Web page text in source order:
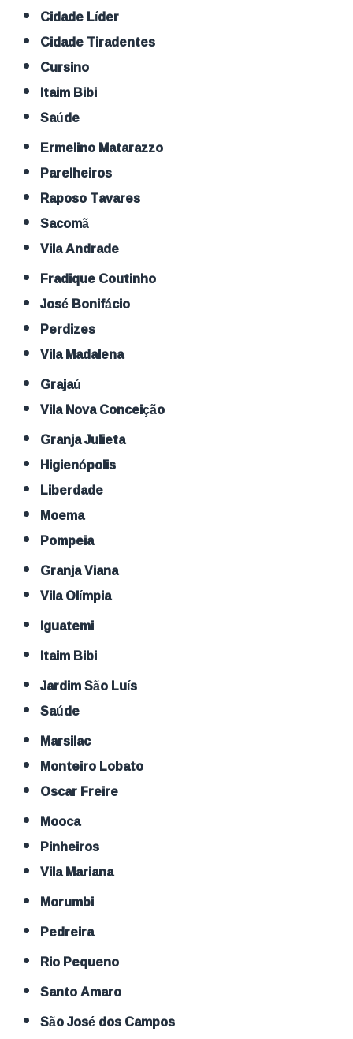
Cidade Líder
Cidade Tiradentes
Cursino
Itaim Bibi
Saúde
Ermelino Matarazzo
Parelheiros
Raposo Tavares
Sacomã
Vila Andrade
Fradique Coutinho
José Bonifácio
Perdizes
Vila Madalena
Grajaú
Vila Nova Conceição
Granja Julieta
Higienópolis
Liberdade
Moema
Pompeia
Granja Viana
Vila Olímpia
Iguatemi
Itaim Bibi
Jardim São Luís
Saúde
Marsilac
Monteiro Lobato
Oscar Freire
Mooca
Pinheiros
Vila Mariana
Morumbi
Pedreira
Rio Pequeno
Santo Amaro
São José dos Campos